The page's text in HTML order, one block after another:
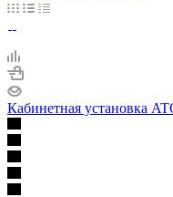
Кабинетная установка